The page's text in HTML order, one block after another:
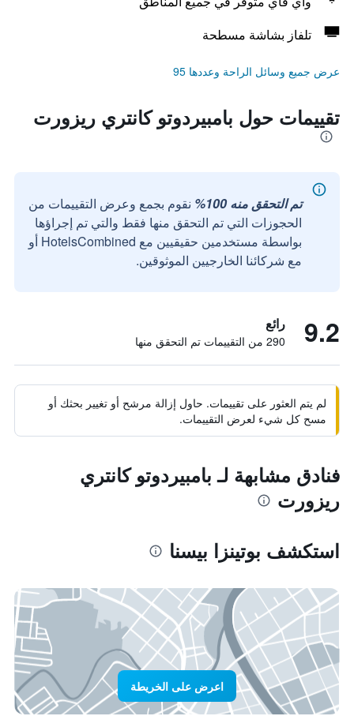
تلفاز بشاشة مسطحة
عرض جميع وسائل الراحة وعددها 95
تقييمات حول بامبيردوتو كانتري ريزورت
تم التحقق منه 100%
نقوم بجمع وعرض التقييمات من
الحجوزات التي تم التحقق منها فقط والتي تم إجراؤها
بواسطة مستخدمين حقيقيين مع HotelsCombined أو
مع شركائنا الخارجيين الموثوقين.
9.2 رائع
290 من التقييمات تم التحقق منها
لم يتم العثور على تقييمات. حاول إزالة مرشح أو تغيير بحثك أو
مسح كل شيء لعرض التقييمات.
فنادق مشابهة لـ بامبيردوتو كانتري
ريزورت
استكشف بوتينزا بيسنا
اعرض على الخريطة